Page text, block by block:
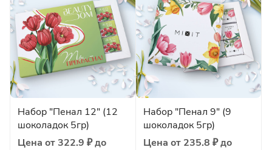
Набор "Пенал 12" (12
шоколадок 5гр)
Цена от 322.9 ₽ до
Набор "Пенал 9" (9
шоколадок 5гр)
Цена от 235.8 ₽ до